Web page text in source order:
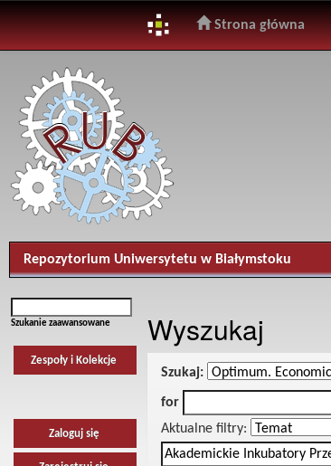
navigation
Strona główna
Repozytorium Uniwersytetu w Białymstoku
Szukanie zaawansowane
Zespoły i Kolekcje
Zaloguj się
Wyszukaj
Szukaj:
for
Aktualne filtry: